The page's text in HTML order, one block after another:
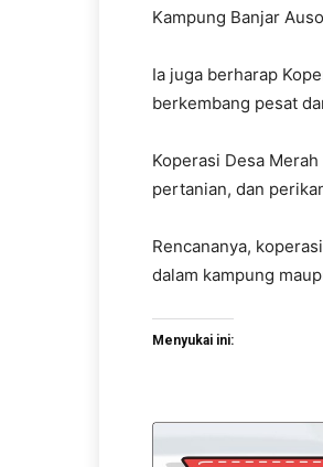
Kampung Banjar
Ia juga berharap
berkembang pesat
Koperasi Desa
pertanian, dan
Rencananya,
dalam kampung
Menyukai ini: